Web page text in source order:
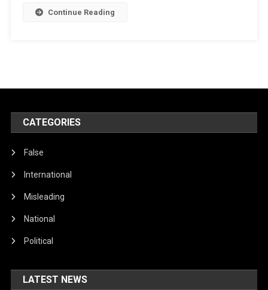
Continue Reading
CATEGORIES
False
International
Misleading
National
Political
LATEST NEWS